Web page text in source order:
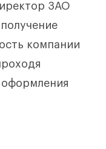
ЗАО
компании